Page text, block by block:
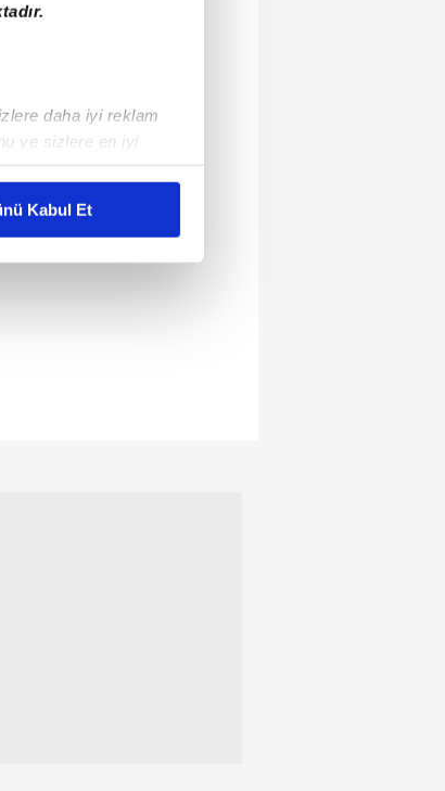
daha iyi reklam
ve sizlere en iyi
karşılamak
Bu
sunulması
yönelik
bilgi için Ayarlar
Kabul Et